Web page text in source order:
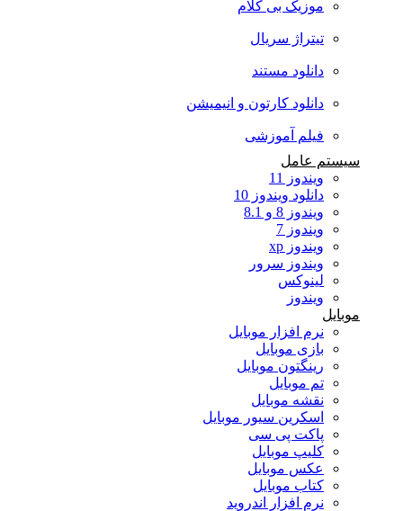
موزیک بی کلام
تیتراژ سریال
دانلود مستند
دانلود کارتون و انیمیشن
فیلم آموزشی
سیستم عامل
ویندوز 11
دانلود ویندوز 10
ویندوز 8 و 8.1
ویندوز 7
ویندوز xp
ویندوز سرور
لینوکس
ویندوز
موبایل
نرم افزار موبایل
بازی موبایل
رینگتون موبایل
تم موبایل
نقشه موبایل
اسکرین سیور موبایل
پاکت پی سی
کلیپ موبایل
عکس موبایل
کتاب موبایل
نرم افزار اندروید